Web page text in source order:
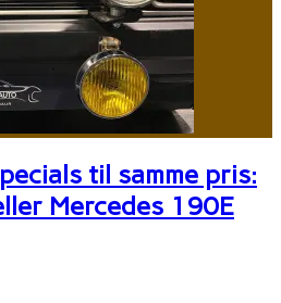
til samme pris:
Mercedes 190E